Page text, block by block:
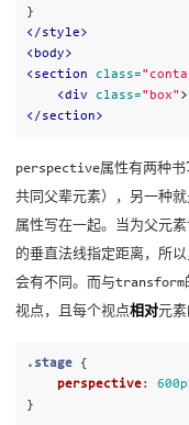
}
</style>
<body>
<section
class=
<div
class="box"
</section>
perspective属性有两种书
共同父辈元素），另一种
属性写在一起。当为父元
的垂直法线指定距离，所
会有不同。而与transform
视点，且每个视点相对元
.stage {
perspective:
}